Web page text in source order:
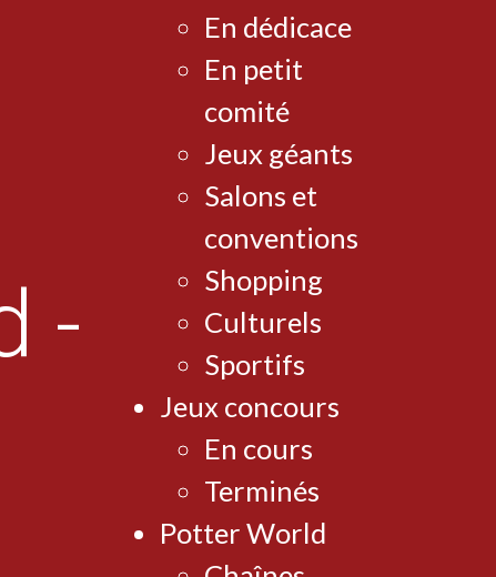
En dédicace
En petit
comité
Jeux géants
Salons et
conventions
Shopping
Culturels
Sportifs
Jeux concours
En cours
Terminés
Potter World